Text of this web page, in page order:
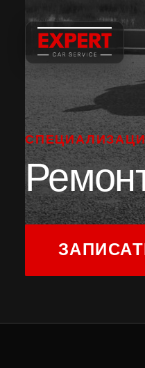
Запись на
ВАШЕ ИМЯ
МАРКА АВТО /